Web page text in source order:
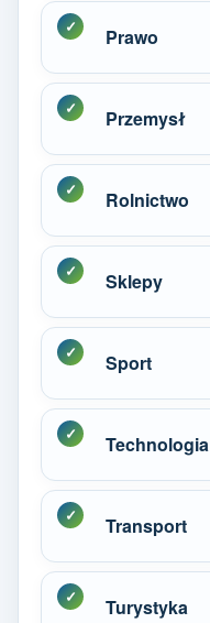
Prawo
Przemysł
Rolnictwo
Sklepy
Sport
Technologia
Transport
Turystyka